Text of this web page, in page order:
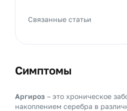
Симптомы
Аргироз – это хроническое
накоплением серебра в
Связанные статьи